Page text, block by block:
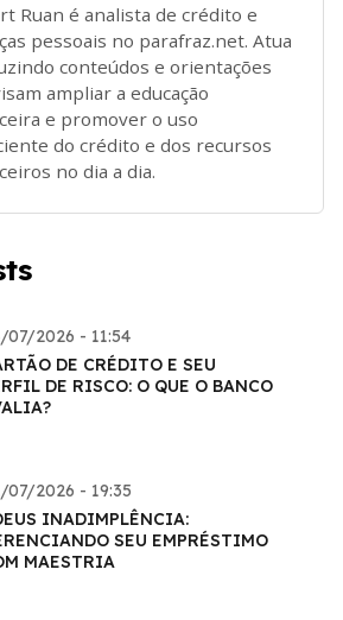
Ruan é analista de crédito e
pessoais no parafraz.net. Atua
conteúdos e orientações
ampliar a educação
e promover o uso
do crédito e dos recursos
no dia a dia.
07/2026 - 11:54
DE CRÉDITO E SEU
DE RISCO: O QUE O BANCO
07/2026 - 19:35
INADIMPLÊNCIA:
SEU EMPRÉSTIMO
MAESTRIA